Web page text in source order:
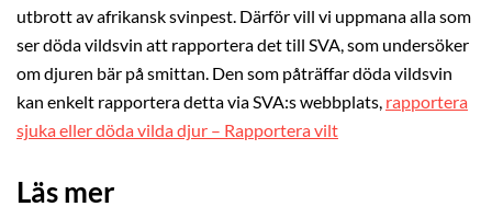
utbrott av afrikansk svinpest. Därför vill vi uppmana alla som
ser döda vildsvin att rapportera det till SVA, som undersöker
om djuren bär på smittan. Den som påträffar döda vildsvin
kan enkelt rapportera detta via SVA:s webbplats, rapportera
sjuka eller döda vilda djur – Rapportera vilt
Läs mer